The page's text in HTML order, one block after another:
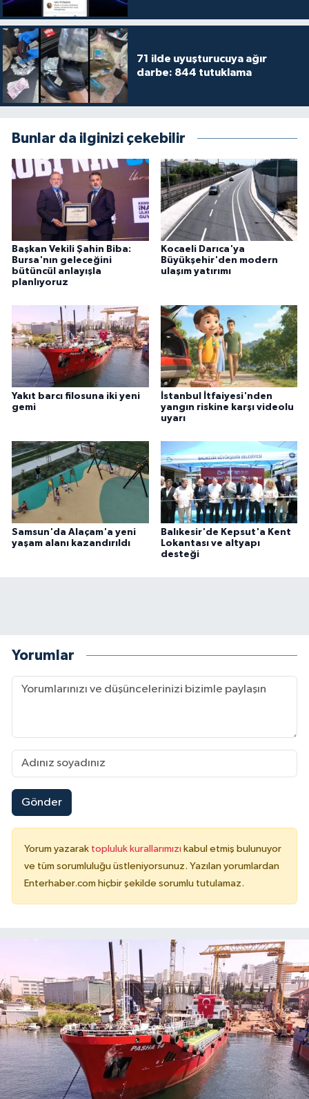
71 ilde uyuşturucuya ağır
darbe: 844 tutuklama
Bunlar da ilginizi çekebilir
Başkan Vekili Şahin Biba:
Bursa'nın geleceğini
bütüncül anlayışla
planlıyoruz
Kocaeli Darıca'ya
Büyükşehir'den modern
ulaşım yatırımı
Yakıt barcı filosuna iki yeni
gemi
İstanbul İtfaiyesi'nden
yangın riskine karşı videolu
uyarı
Samsun'da Alaçam'a yeni
yaşam alanı kazandırıldı
Balıkesir'de Kepsut'a Kent
Lokantası ve altyapı
desteği
Yorumlar
Gönder
Yorum yazarak topluluk kurallarımızı kabul etmiş bulunuyor
ve tüm sorumluluğu üstleniyorsunuz. Yazılan yorumlardan
Enterhaber.com hiçbir şekilde sorumlu tutulamaz.